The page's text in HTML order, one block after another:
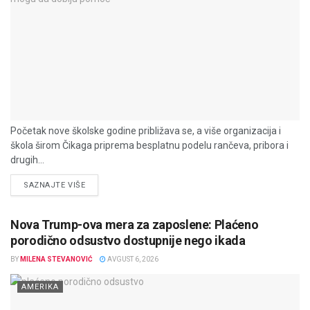
Početak nove školske godine približava se, a više organizacija i
škola širom Čikaga priprema besplatnu podelu rančeva, pribora i
drugih...
SAZNAJTE VIŠEDETAILS
Nova Trump-ova mera za zaposlene: Plaćeno
porodično odsustvo dostupnije nego ikada
BY MILENA STEVANOVIĆ AVGUST 6, 2026
AMERIKA